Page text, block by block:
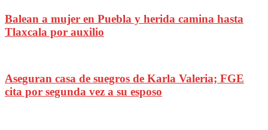
Balean a mujer en Puebla y herida camina hasta
Tlaxcala por auxilio
Aseguran casa de suegros de Karla Valeria; FGE
cita por segunda vez a su esposo